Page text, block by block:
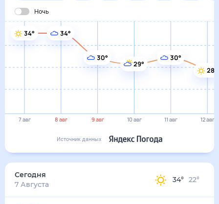
Ночь
7 авг 8 авг 9 авг 10 авг 11 авг 12 авг
34° 34°
30°
29°
30°
28°
Источник данных
Сегодня
7 Августа
34° 22°